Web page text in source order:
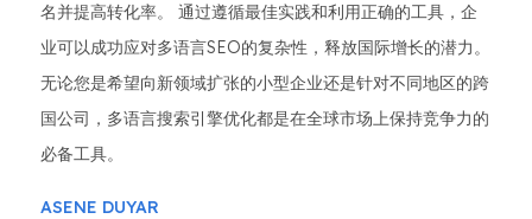
名并提高转化率。 通过遵循最佳实践和利用正确的工具，企
业可以成功应对多语言SEO的复杂性，释放国际增长的潜力。
无论您是希望向新领域扩张的小型企业还是针对不同地区的跨
国公司，多语言搜索引擎优化都是在全球市场上保持竞争力的
必备工具。
ASENE DUYAR